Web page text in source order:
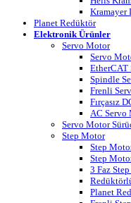
Planet Redüktör
Elektronik Ürünler
Servo Motor
Servo
EtherCAT
Spindle
Frenli
Fırçasız
AC Servo
Servo Motor
Step Motor
Step
Step
3 Faz
Planet